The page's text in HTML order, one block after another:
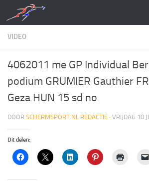
Doorgaan naar inhoud
VIDEO
4062011 me GP Individual
podium GRUMIER Gauthier
Geza HUN 15 sd no
DOOR SCHERMSPORT.NL REDACTIE · VRIJDAG 10
Dit delen: